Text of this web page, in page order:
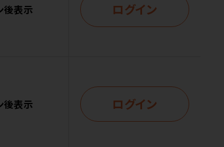
後表示 ログイン
後表示 ログイン